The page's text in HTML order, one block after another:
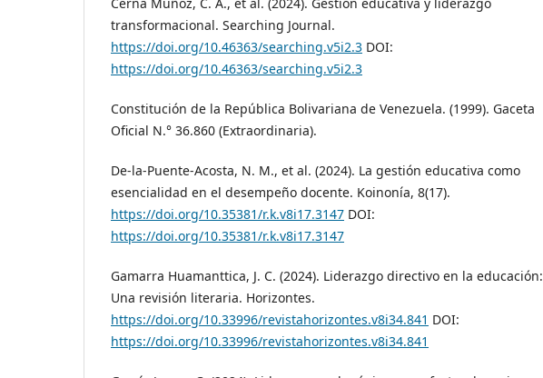
transformacional. Searching Journal.
https://doi.org/10.46363/searching.v5i2.3 DOI:
https://doi.org/10.46363/searching.v5i2.3
Constitución de la República Bolivariana de Venezuela. (1999). Gaceta
Oficial N.° 36.860 (Extraordinaria).
De-la-Puente-Acosta, N. M., et al. (2024). La gestión educativa como
esencialidad en el desempeño docente. Koinonía, 8(17).
https://doi.org/10.35381/r.k.v8i17.3147 DOI:
https://doi.org/10.35381/r.k.v8i17.3147
Gamarra Huamanttica, J. C. (2024). Liderazgo directivo en la educación:
Una revisión literaria. Horizontes.
https://doi.org/10.33996/revistahorizontes.v8i34.841 DOI:
https://doi.org/10.33996/revistahorizontes.v8i34.841